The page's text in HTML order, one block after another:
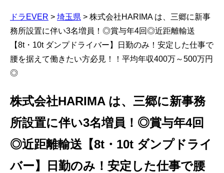
ドラEVER > 埼玉県 > 株式会社HARIMA は、三郷に新事
務所設置に伴い3名増員！◎賞与年4回◎近距離輸送
【8t・10t ダンプドライバー】日勤のみ！安定した仕事で
腰を据えて働きたい方必見！！平均年収400万～500万円
◎
株式会社HARIMA は、三郷に新事務
所設置に伴い3名増員！◎賞与年4回
◎近距離輸送【8t・10t ダンプドライ
バー】日勤のみ！安定した仕事で腰